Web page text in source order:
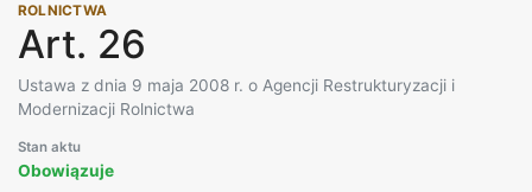
ROLNICTWA
Art. 26
Ustawa z dnia 9 maja 2008 r. o Agencji Restrukturyzacji i
Modernizacji Rolnictwa
Stan aktu
Obowiązuje